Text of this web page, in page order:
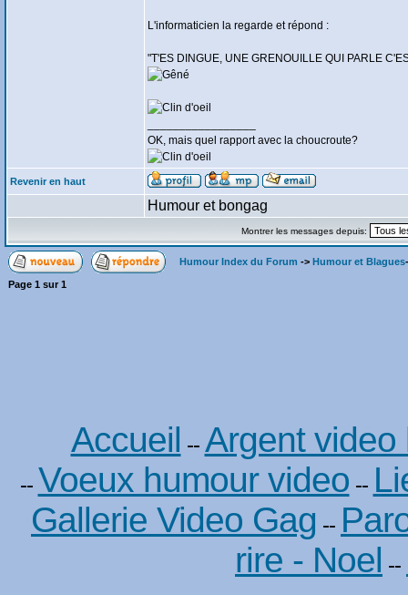
L'informaticien la regarde et répond :
"T'ES DINGUE, UNE GRENOUILLE QUI PARLE
OK, mais quel rapport avec la choucroute?
Revenir en haut
Humour et bongag
Montrer les messages depuis:
Humour Index du Forum -> Humour et Blagues
Page 1 sur 1
Accueil -- Argent video
-- Voeux humour video --
Gallerie Video Gag --
rire - Noel --